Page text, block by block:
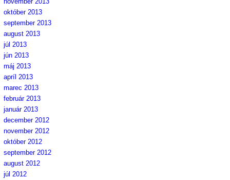
október 2013
september 2013
august 2013
júl 2013
jún 2013
máj 2013
apríl 2013
marec 2013
február 2013
január 2013
december 2012
november 2012
október 2012
september 2012
august 2012
júl 2012